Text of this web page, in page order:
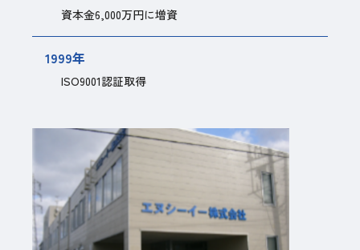
資本金6,000万円に増資
1999年
ISO9001認証取得